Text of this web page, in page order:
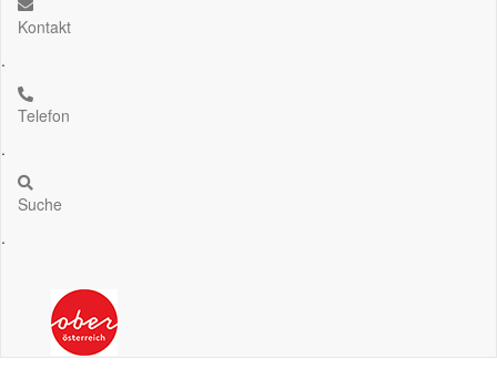
Kontakt
.
Telefon
.
Suche
.